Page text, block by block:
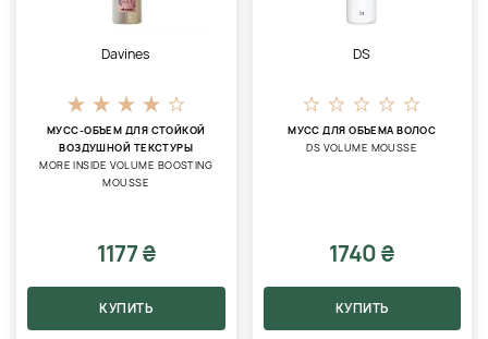
Davines
МУСС-ОБЪЕМ ДЛЯ СТОЙКОЙ
ВОЗДУШНОЙ ТЕКСТУРЫ
MORE INSIDE VOLUME BOOSTING
MOUSSE
1177 ₴
КУПИТЬ
DS
МУСС ДЛЯ ОБЪЕМА ВОЛОС
DS VOLUME MOUSSE
1740 ₴
КУПИТЬ